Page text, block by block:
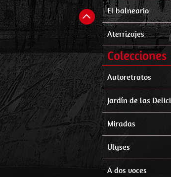
El balneario
Aterrizajes
Colecciones
Autoretratos
Jardín de las
Miradas
Ulyses
A dos voces